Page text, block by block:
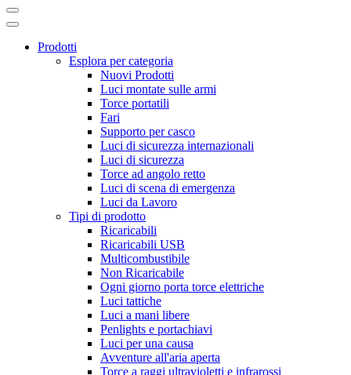
Prodotti
Esplora per categoria
Nuovi Prodotti
Luci montate sulle armi
Torce portatili
Fari
Supporto per casco
Luci di sicurezza internazionali
Luci di sicurezza
Torce ad angolo retto
Luci di scena di emergenza
Luci da Lavoro
Tipi di prodotto
Ricaricabili
Ricaricabili USB
Multicombustibile
Non Ricaricabile
Ogni giorno porta torce elettriche
Luci tattiche
Luci a mani libere
Penlights e portachiavi
Luci per una causa
Avventure all'aria aperta
Torce a raggi ultravioletti e infrarossi